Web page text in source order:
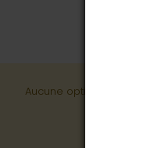
Aucune option n'a été